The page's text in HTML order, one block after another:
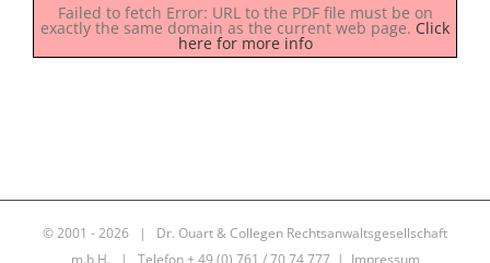
Failed to fetch Error: URL to the PDF file must be on
exactly the same domain as the current web page. Click
here for more info
© 2001 -2026 | Dr. Ouart & Collegen Rechtsanwaltsgesellschaft
m.b.H. | Telefon + 49 (0) 761 / 70 74 777 | Impressum